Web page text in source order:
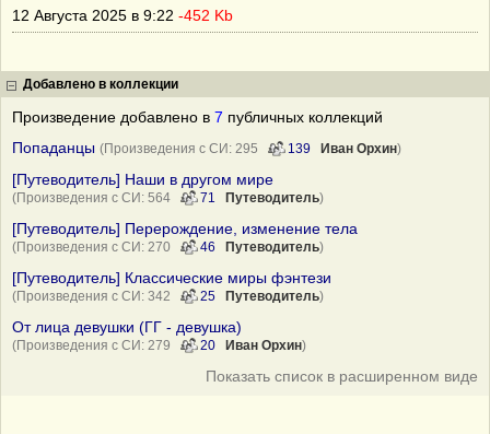
12 Августа 2025 в 9:22 -452 Kb
Добавлено в коллекции
Произведение добавлено в 7 публичных коллекций
Попаданцы (Произведения с СИ: 295 139 Иван Орхин)
[Путеводитель] Наши в другом мире
(Произведения с СИ: 564 71 Путеводитель)
[Путеводитель] Перерождение, изменение тела
(Произведения с СИ: 270 46 Путеводитель)
[Путеводитель] Классические миры фэнтези
(Произведения с СИ: 342 25 Путеводитель)
От лица девушки (ГГ - девушка)
(Произведения с СИ: 279 20 Иван Орхин)
Показать список в расширенном виде